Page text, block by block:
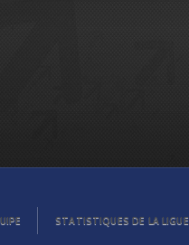
STATISTIQUES DE LA LIGUE